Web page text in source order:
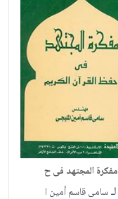
مفكرة المجتهد فى ح
لـسامى قاسم أمين ا